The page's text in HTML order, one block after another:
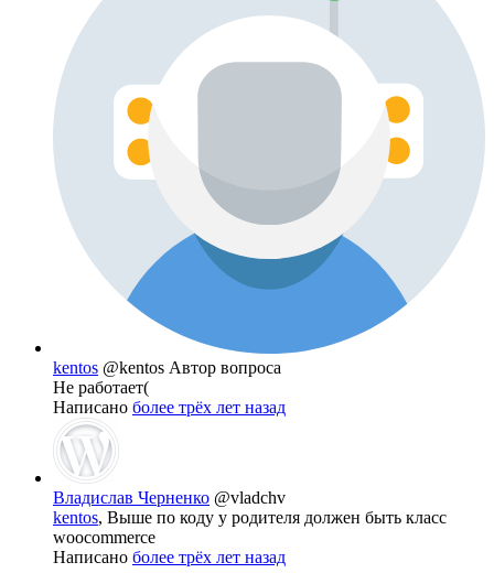
kentos @kentos Автор вопроса
Не работает(
Написано более трёх лет назад
Владислав Черненко @vladchv
kentos, Выше по коду у родителя должен быть класс
woocommerce
Написано более трёх лет назад